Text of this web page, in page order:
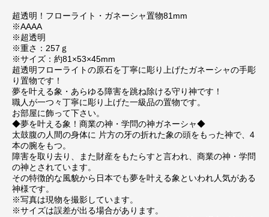
超透明！フローライト・ガネーシャ置物81mm
※AAAA
※超透明
※重さ：257ｇ
※サイズ：約81×53×45mm
超透明フローライトの原石を丁寧に彫り上げたガネーシャの手彫
り置物です！
夢を叶える象・あらゆる障害を跳ね除ける守り神です！
職人が一つ々丁寧に彫り上げた一級品の置物です。
お部屋に飾って下さい。
◆夢を叶える象！商業の神・学問の神ガネーシャ◆
太鼓腹の人間の身体に 片方の牙の折れた象の頭をもった神で、4
本の腕をもつ。
障害を取り去り、また財産をもたらすと言われ、商業の神・学問
の神とされています。
その特徴的な風貌から日本でも夢を叶える象といわれ人気がある
神様です。
※写真は現物を撮影しています。
※サイズは誤差が出る場合があります。